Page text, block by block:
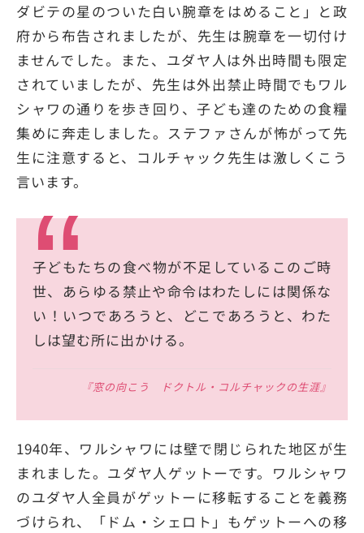
ダビテの星のついた白い腕章をはめること」と政
府から布告されましたが、先生は腕章を一切付け
ませんでした。また、ユダヤ人は外出時間も限定
されていましたが、先生は外出禁止時間でもワル
シャワの通りを歩き回り、子ども達のための食糧
集めに奔走しました。ステファさんが怖がって先
生に注意すると、コルチャック先生は激しくこう
言います。
子どもたちの食べ物が不足しているこのご時
世、あらゆる禁止や命令はわたしには関係な
い！いつであろうと、どこであろうと、わた
しは望む所に出かける。
『窓の向こう ドクトル・コルチャックの生涯』
1940年、ワルシャワには壁で閉じられた地区が生
まれました。ユダヤ人ゲットーです。ワルシャワ
のユダヤ人全員がゲットーに移転することを義務
づけられ、「ドム・シェロト」もゲットーへの移